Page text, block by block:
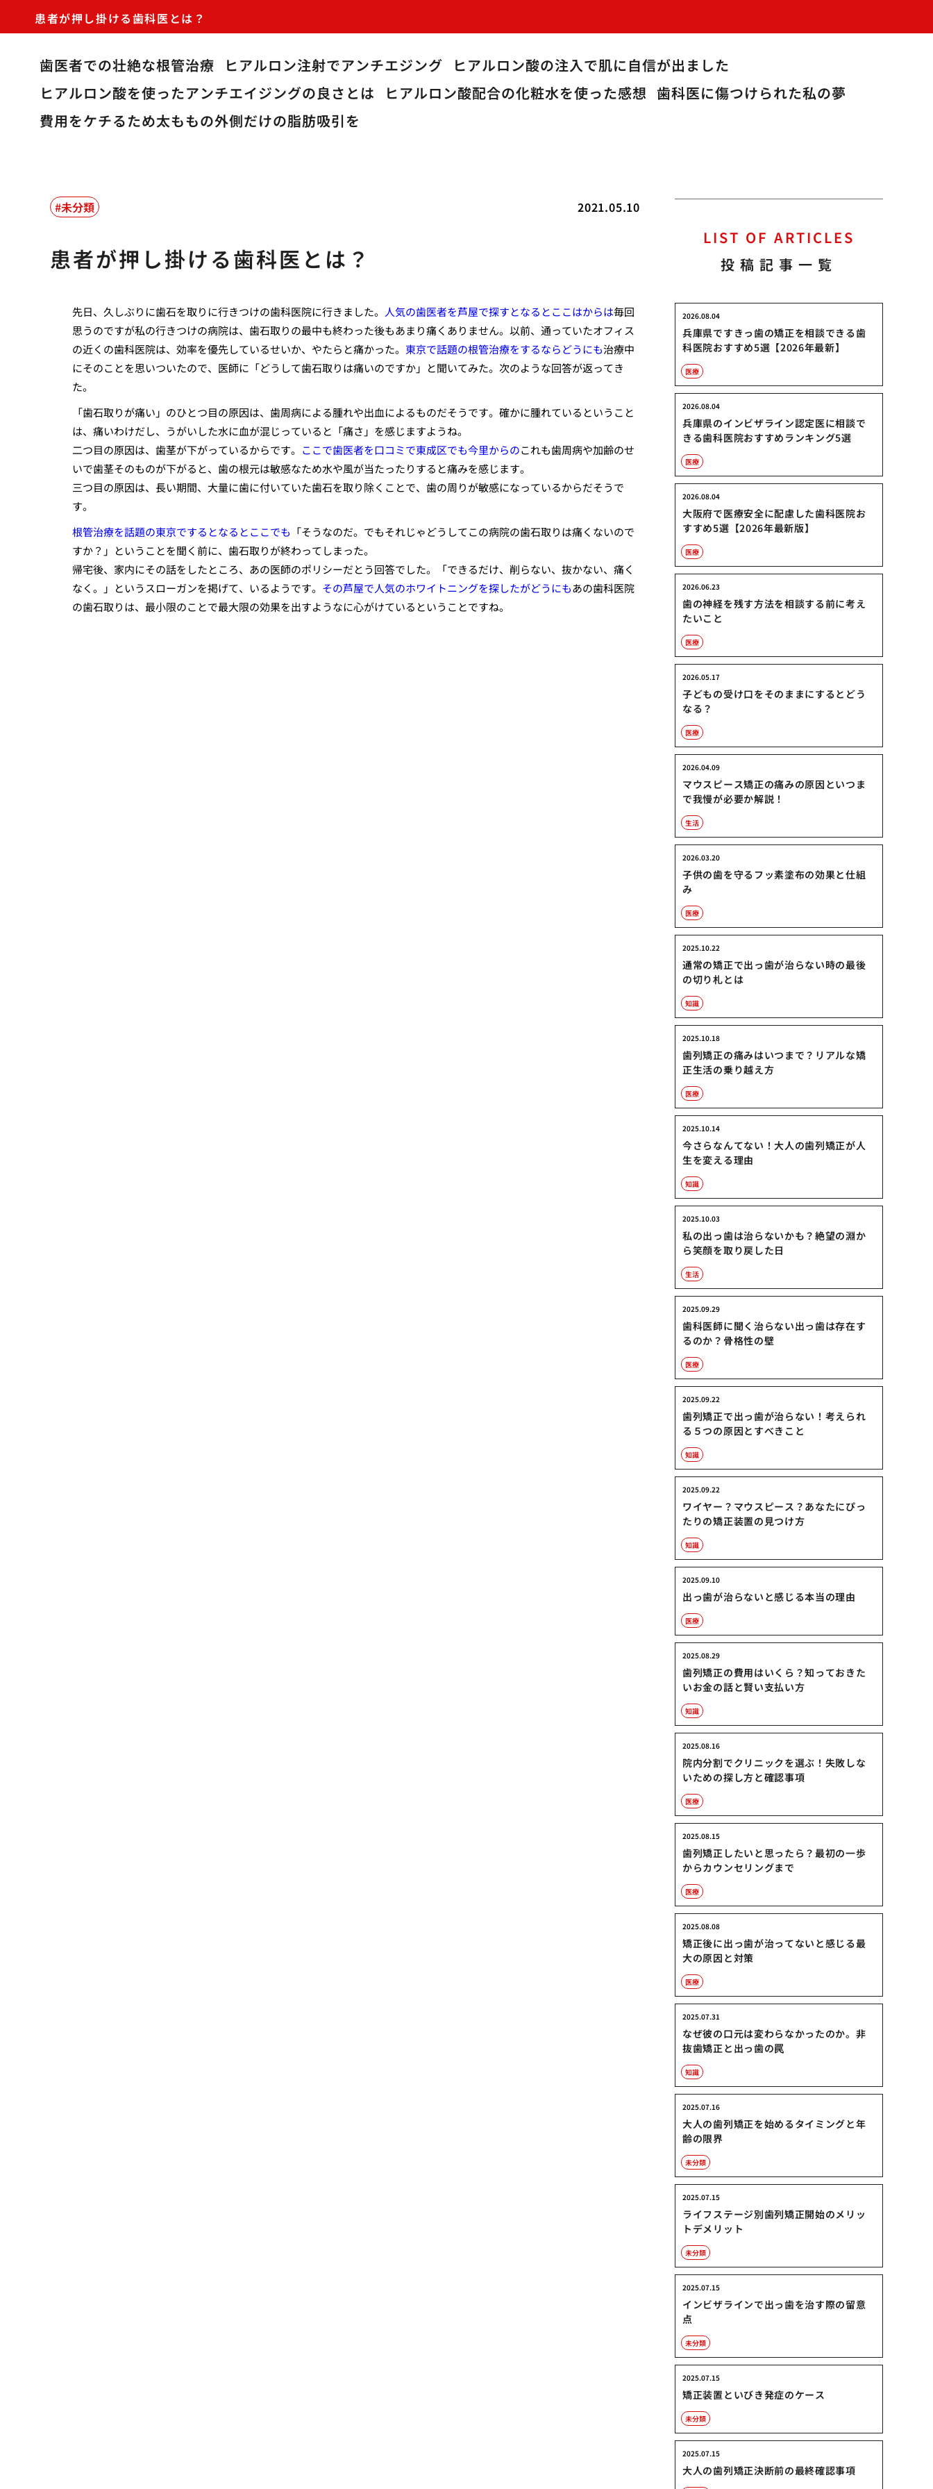
患者が押し掛ける歯科医とは？
歯医者での壮絶な根管治療 ヒアルロン注射でアンチエジング
ヒアルロン酸の注入で肌に自信が出ました
ヒアルロン酸を使ったアンチエイジングの良さとは
ヒアルロン酸配合の化粧水を使った感想 歯科医に傷つけられた私の夢
費用をケチるため太ももの外側だけの脂肪吸引を
2021.05.10
未分類
患者が押し掛ける歯科医とは？
先日、久しぶりに歯石を取りに行きつけの歯科医院に行きました。 人気の歯医者を芦屋で探すとなるとここはからは毎回
思うのですが私の行きつけの病院は、歯石取りの最中も終わった後もあまり痛くありません。以前、通っていたオフィス
の近くの歯科医院は、効率を優先しているせいか、やたらと痛かった。 東京で話題の根管治療をするならどうにも治療中
にそのことを思いついたので、医師に「どうして歯石取りは痛いのですか」と聞いてみた。次のような回答が返ってき
た。
「歯石取りが痛い」のひとつ目の原因は、歯周病による腫れや出血によるものだそうです。確かに腫れているということ
は、痛いわけだし、うがいした水に血が混じっていると「痛さ」を感じますようね。
二つ目の原因は、歯茎が下がっているからです。 ここで歯医者を口コミで東成区でも今里からのこれも歯周病や加齢のせ
いで歯茎そのものが下がると、歯の根元は敏感なため水や風が当たったりすると痛みを感じます。
三つ目の原因は、長い期間、大量に歯に付いていた歯石を取り除くことで、歯の周りが敏感になっているからだそうで
す。
根管治療を話題の東京でするとなるとここでも 「そうなのだ。でもそれじゃどうしてこの病院の歯石取りは痛くないので
すか？」ということを聞く前に、歯石取りが終わってしまった。
帰宅後、家内にその話をしたところ、あの医師のポリシーだとう回答でした。「できるだけ、削らない、抜かない、痛く
なく。」というスローガンを掲げて、いるようです。 その芦屋で人気のホワイトニングを探したがどうにもあの歯科医院
の歯石取りは、最小限のことで最大限の効果を出すようなに心がけているということですね。
LIST OF ARTICLES
投稿記事一覧
兵庫県ですきっ歯の矯正を相談できる歯
科医院おすすめ5選【2026年最新】
2026.08.04
医療
兵庫県のインビザライン認定医に相談で
きる歯科医院おすすめランキング5選
2026.08.04
医療
大阪府で医療安全に配慮した歯科医院お
すすめ5選【2026年最新版】
2026.08.04
医療
歯の神経を残す方法を相談する前に考え
たいこと
2026.06.23
医療
子どもの受け口をそのままにするとどう
なる？
2026.05.17
医療
マウスピース矯正の痛みの原因といつま
で我慢が必要か解説！
2026.04.09
生活
子供の歯を守るフッ素塗布の効果と仕組
み
2026.03.20
医療
通常の矯正で出っ歯が治らない時の最後
の切り札とは
2025.10.22
知識
歯列矯正の痛みはいつまで？リアルな矯
正生活の乗り越え方
2025.10.18
医療
今さらなんてない！大人の歯列矯正が人
生を変える理由
2025.10.14
知識
私の出っ歯は治らないかも？絶望の淵か
ら笑顔を取り戻した日
2025.10.03
生活
歯科医師に聞く治らない出っ歯は存在す
るのか？骨格性の壁
2025.09.29
医療
歯列矯正で出っ歯が治らない！考えられ
る５つの原因とすべきこと
2025.09.22
知識
ワイヤー？マウスピース？あなたにぴっ
たりの矯正装置の見つけ方
2025.09.22
知識
出っ歯が治らないと感じる本当の理由
2025.09.10
医療
歯列矯正の費用はいくら？知っておきた
いお金の話と賢い支払い方
2025.08.29
知識
院内分割でクリニックを選ぶ！失敗しな
いための探し方と確認事項
2025.08.16
医療
歯列矯正したいと思ったら？最初の一歩
からカウンセリングまで
2025.08.15
医療
矯正後に出っ歯が治ってないと感じる最
大の原因と対策
2025.08.08
医療
なぜ彼の口元は変わらなかったのか。非
抜歯矯正と出っ歯の罠
2025.07.31
知識
大人の歯列矯正を始めるタイミングと年
齢の限界
2025.07.16
未分類
ライフステージ別歯列矯正開始のメリッ
トデメリット
2025.07.15
未分類
インビザラインで出っ歯を治す際の留意
点
2025.07.15
未分類
矯正装置といびき発症のケース
2025.07.15
未分類
大人の歯列矯正決断前の最終確認事項
2025.07.15